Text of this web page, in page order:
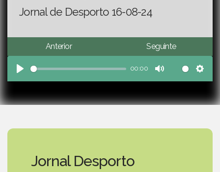
Jornal de Desporto 16-08-24
Anterior Seguinte
Play
00:00
Mute
Jornal Desporto